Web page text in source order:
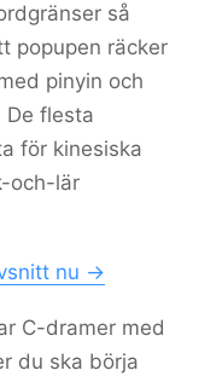
så
popupen räcker
pinyin och
flesta
för kinesiska
och-lär
nu →
C-dramer med
du ska börja